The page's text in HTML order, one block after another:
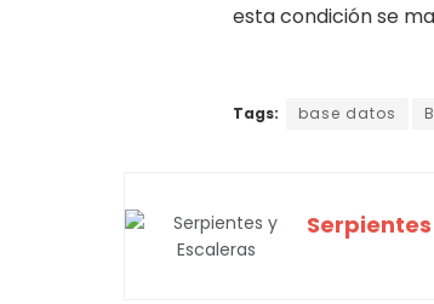
esta condición se
Tags: base datos